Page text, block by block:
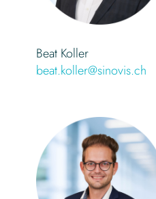
Beat Koller
beat.koller@sinovis.ch